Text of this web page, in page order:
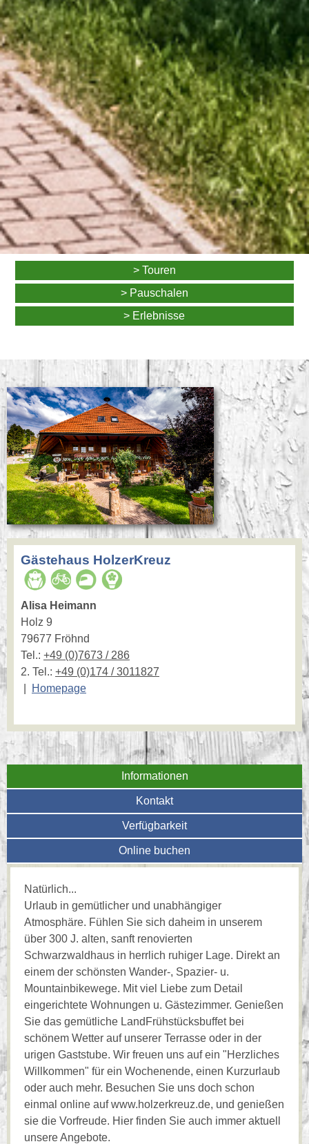
> Touren
> Pauschalen
> Erlebnisse
Gästehaus HolzerKreuz
Alisa Heimann
Holz 9
79677 Fröhnd
Tel.: +49 (0)7673 / 286
2. Tel.: +49 (0)174 / 3011827
Homepage
Informationen
Kontakt
Verfügbarkeit
Online buchen
Natürlich...
Urlaub in gemütlicher und unabhängiger
Atmosphäre. Fühlen Sie sich daheim in unserem
über 300 J. alten, sanft renovierten
Schwarzwaldhaus in herrlich ruhiger Lage. Direkt an
einem der schönsten Wander-, Spazier- u.
Mountainbikewege. Mit viel Liebe zum Detail
eingerichtete Wohnungen u. Gästezimmer. Genießen
Sie das gemütliche LandFrühstücksbuffet bei
schönem Wetter auf unserer Terrasse oder in der
urigen Gaststube. Wir freuen uns auf ein "Herzliches
Willkommen" für ein Wochenende, einen Kurzurlaub
oder auch mehr. Besuchen Sie uns doch schon
einmal online auf www.holzerkreuz.de, und genießen
sie die Vorfreude. Hier finden Sie auch immer aktuell
unsere Angebote.